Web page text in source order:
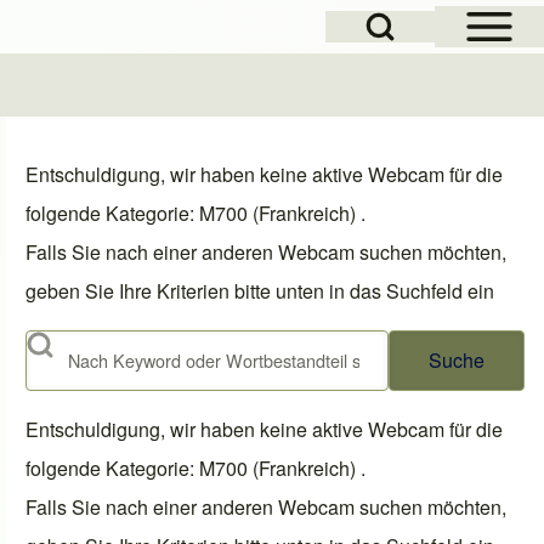
Open Sidebar
Open Search Block
Entschuldigung, wir haben keine aktive Webcam für die
folgende Kategorie: M700 (Frankreich) .
Falls Sie nach einer anderen Webcam suchen möchten,
geben Sie Ihre Kriterien bitte unten in das Suchfeld ein
Suche
Entschuldigung, wir haben keine aktive Webcam für die
folgende Kategorie: M700 (Frankreich) .
Falls Sie nach einer anderen Webcam suchen möchten,